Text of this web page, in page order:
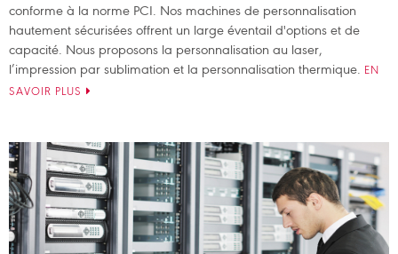
conforme à la norme PCI. Nos machines de personnalisation
hautement sécurisées offrent un large éventail d'options et de
capacité. Nous proposons la personnalisation au laser,
l’impression par sublimation et la personnalisation thermique. EN
SAVOIR PLUS